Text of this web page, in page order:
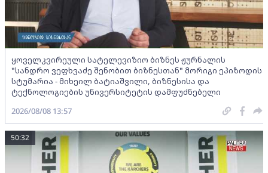
ყოველკვირეული სატელევიზიო ბიზნეს ჟურნალის
"სანდრო ვეფხვაძე შენობით ბიზნესთან" მორიგი ეპიზოდის
სტუმარია - მიხეილ ბატიაშვილი, ბიზნესისა და
ტექნოლოგიების უნივერსიტეტის დამფუძნებელი
2026/08/08 13:57
50:32